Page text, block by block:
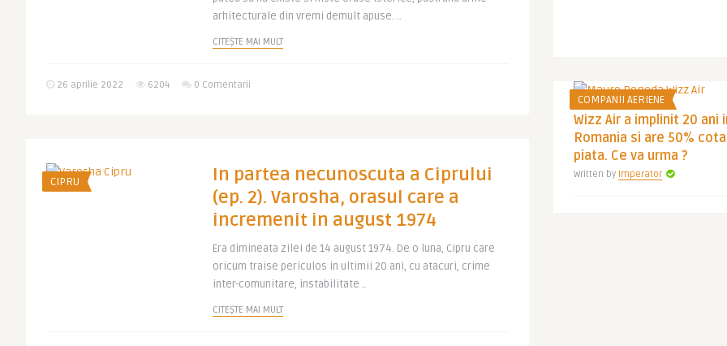
arhitecturale din vremi demult apuse. ..
CITEȘTE MAI MULT
26 aprilie 2022 6204 0 Comentarii
CIPRU
In partea necunoscuta a Ciprului
(ep. 2). Varosha, orasul care a
incremenit in august 1974
Era dimineata zilei de 14 august 1974. De o luna, Cipru care
oricum traise periculos in ultimii 20 ani, cu atacuri, crime
inter-comunitare, instabilitate ..
CITEȘTE MAI MULT
COMPANII AERIENE
Wizz Air a implinit 20 ani
Romania si are 50%
piata. Ce va urma ?
Written by Imperator